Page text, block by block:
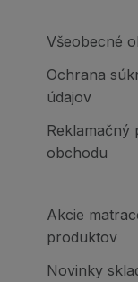
Všeobecné
Ochrana
údajov
Reklamačný
obchodu
Akcie
produktov
Novinky